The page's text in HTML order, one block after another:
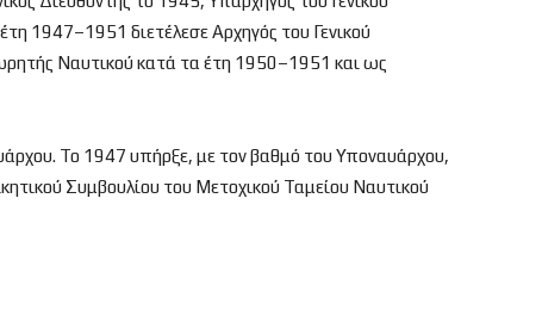
1947–1951 διετέλεσε Αρχηγός του Γενικού
Ναυτικού κατά τα έτη 1950–1951 και ως
Το 1947 υπήρξε, με τον βαθμό του Υποναυάρχου,
Συμβουλίου του Μετοχικού Ταμείου Ναυτικού